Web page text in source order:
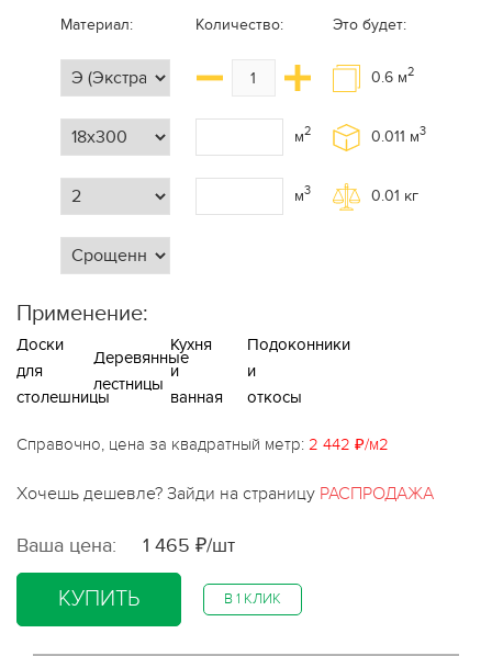
Материал: Количество:
м2
м3
Это будет:
0.6 м2
0.011 м3
0.01 кг
Применение:
Доски
для
столешницы
Деревянные
лестницы
Кухня
и
ванная
Подоконники
и
откосы
Справочно, цена за квадратный метр: 2 442 ₽/м2
Хочешь дешевле? Зайди на страницу РАСПРОДАЖА
Ваша цена: 1 465 ₽/шт
КУПИТЬ В 1 КЛИК